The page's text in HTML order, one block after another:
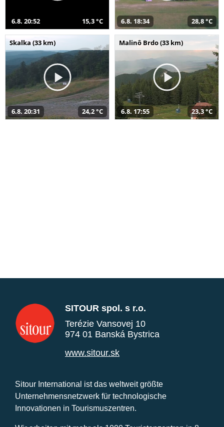
6.8. 20:52 15,3 °C 6.8. 18:34 28,8 °C
Skalka (33 km)
6.8. 20:31 24,2 °C
Malinô Brdo (33 km)
6.8. 17:55 23,3 °C
SITOUR spol. s r.o.
Terézie Vansovej 10
974 01 Banská Bystrica
www.sitour.sk
Sitour International ist das weltweit größte
Unternehmensnetzwerk für technologische
Innovationen in Tourismuszentren.